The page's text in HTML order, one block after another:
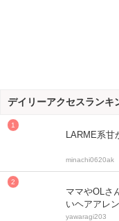
デイリーアクセスランキ
LARME系
minachi0620ak
ママやOLさ
いヘアアレ
yawaragi203